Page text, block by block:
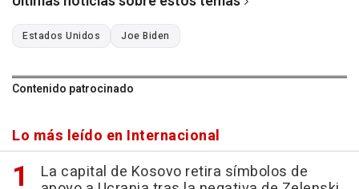
Estados Unidos Joe Biden
Contenido patrocinado
Lo más leído en Internacional
La capital de Kosovo retira símbolos de